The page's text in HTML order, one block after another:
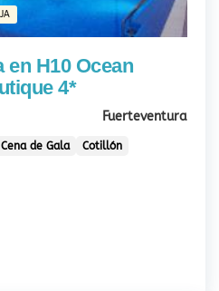
en H10 Ocean
4*
Fuerteventura
Cena de Gala
Cotillón